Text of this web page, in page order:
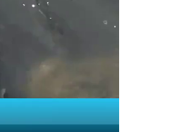
Bakanlığı Devlet Su